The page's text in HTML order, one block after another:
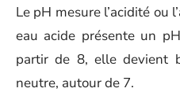
Le pH mesure l’acidité ou
eau acide présente un
partir de 8, elle devient
neutre, autour de 7.